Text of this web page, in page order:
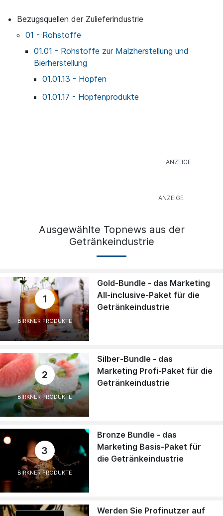
Bezugsquellen der Zulieferindustrie
01 - Rohstoffe
01.01 - Rohstoffe zur Malzherstellung und
Bierherstellung
01.01.13 - Hopfen
01.01.17 - Hopfenprodukte
Ausgewählte Topnews aus der
Getränkeindustrie
1
BIRKNER PRODUKTE
Gold-Bundle - das Marketing
All-inclusive-Paket für die
Getränkeindustrie
2
BIRKNER PRODUKTE
Silber-Bundle - das
Marketing Profi-Paket für die
Getränkeindustrie
3
BIRKNER PRODUKTE
Bronze Bundle - das
Marketing Basis-Paket für
die Getränkeindustrie
Werden Sie Profinutzer auf